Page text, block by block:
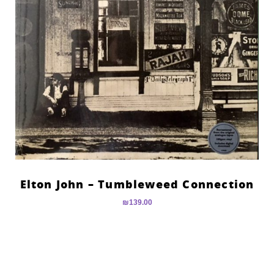
Elton John – Tumbleweed Connection
₪139.00